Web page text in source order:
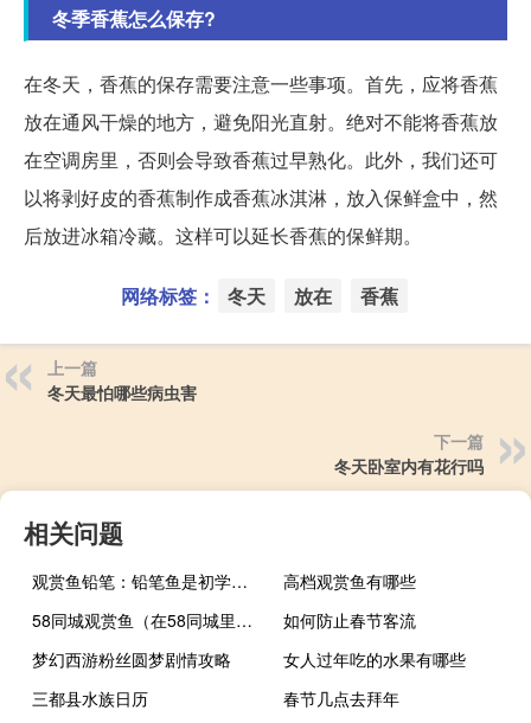
冬季香蕉怎么保存?
在冬天，香蕉的保存需要注意一些事项。首先，应将香蕉
放在通风干燥的地方，避免阳光直射。绝对不能将香蕉放
在空调房里，否则会导致香蕉过早熟化。此外，我们还可
以将剥好皮的香蕉制作成香蕉冰淇淋，放入保鲜盒中，然
后放进冰箱冷藏。这样可以延长香蕉的保鲜期。
网络标签： 冬天 放在 香蕉
上一篇
冬天最怕哪些病虫害
下一篇
冬天卧室内有花行吗
相关问题
观赏鱼铅笔：铅笔鱼是初学者比较容易饲养的观赏鱼
高档观赏鱼有哪些
58同城观赏鱼（在58同城里在线购买观赏鱼靠谱吗？）
如何防止春节客流
梦幻西游粉丝圆梦剧情攻略
女人过年吃的水果有哪些
三都县水族日历
春节几点去拜年